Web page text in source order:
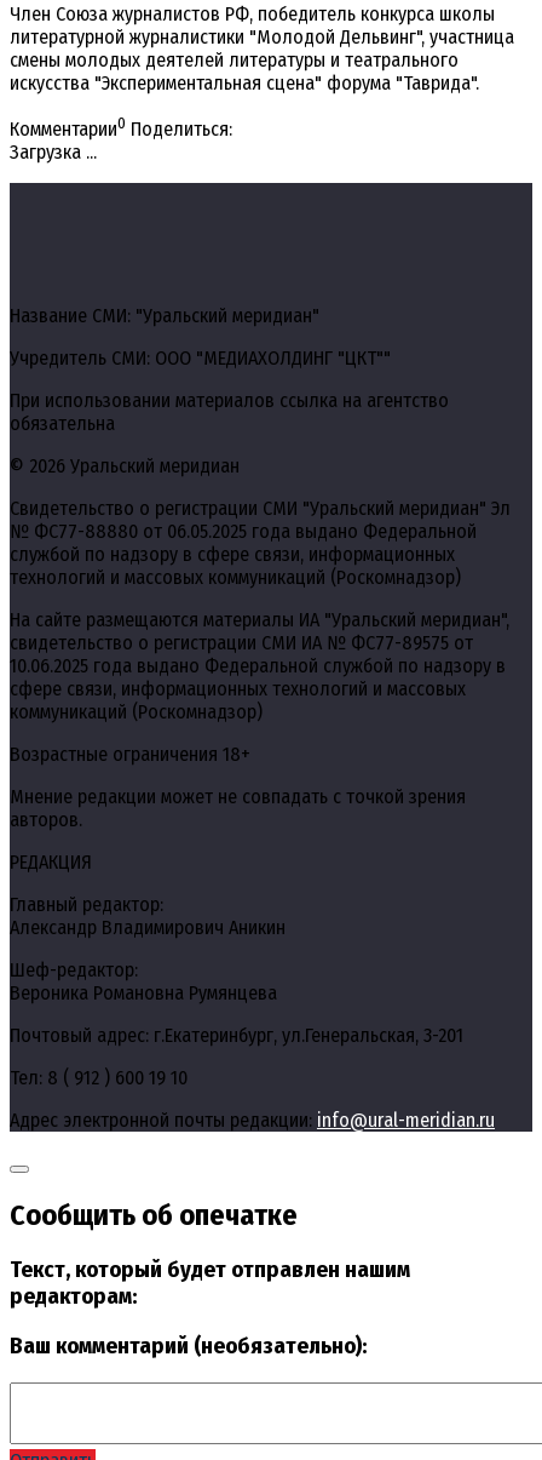
Член Союза журналистов РФ, победитель конкурса школы
литературной журналистики "Молодой Дельвинг", участница
смены молодых деятелей литературы и театрального
искусства "Экспериментальная сцена" форума "Таврида".
Комментарии0 Поделиться:
Загрузка ...
Название СМИ: "Уральский меридиан"
Учредитель СМИ: ООО "МЕДИАХОЛДИНГ "ЦКТ""
При использовании материалов ссылка на агентство
обязательна
© 2026 Уральский меридиан
Свидетельство о регистрации СМИ "Уральский меридиан" Эл
№ ФС77-88880 от 06.05.2025 года выдано Федеральной
службой по надзору в сфере связи, информационных
технологий и массовых коммуникаций (Роскомнадзор)
На сайте размещаются материалы ИА "Уральский меридиан",
свидетельство о регистрации СМИ ИА № ФС77-89575 от
10.06.2025 года выдано Федеральной службой по надзору в
сфере связи, информационных технологий и массовых
коммуникаций (Роскомнадзор)
Возрастные ограничения 18+
Мнение редакции может не совпадать с точкой зрения
авторов.
РЕДАКЦИЯ
Главный редактор:
Александр Владимирович Аникин
Шеф-редактор:
Вероника Романовна Румянцева
Почтовый адрес: г.Екатеринбург, ул.Генеральская, 3-201
Тел: 8 ( 912 ) 600 19 10
Адрес электронной почты редакции: info@ural-meridian.ru
Сообщить об опечатке
Текст, который будет отправлен нашим
редакторам:
Ваш комментарий (необязательно):